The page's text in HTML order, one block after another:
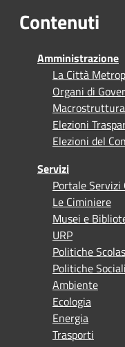
Contenuti
Amministrazione
La Città
Organi di
Elezioni
Elezioni del
Servizi
Portale Servizi
Le Ciminiere
Musei e
URP
Politiche
Politiche
Ambiente
Ecologia
Energia
Trasporti